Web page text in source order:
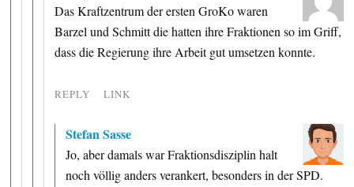
Das Kraftzentrum der ersten GroKo waren
Barzel und Schmitt die hatten ihre Fraktionen so im Griff,
dass die Regierung ihre Arbeit gut umsetzen konnte.
REPLY LINK
Stefan Sasse
Jo, aber damals war Fraktionsdisziplin halt
noch völlig anders verankert, besonders in der SPD.